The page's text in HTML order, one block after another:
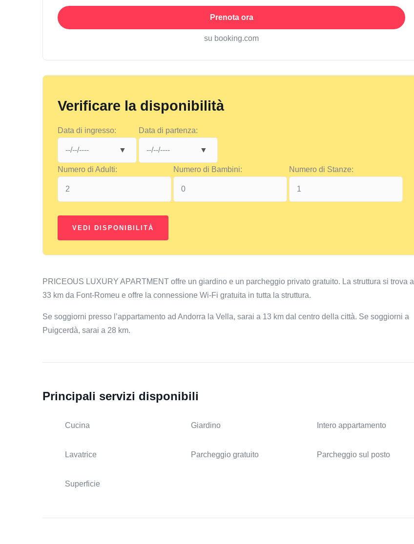
Prenota ora
su booking.com
Verificare la disponibilità
Data di ingresso: Data di partenza:
Numero di Adulti: Numero di Bambini: Numero di Stanze:
PRICEOUS LUXURY APARTMENT offre un giardino e un parcheggio privato gratuito. La struttura si trova a
33 km da Font-Romeu e offre la connessione Wi-Fi gratuita in tutta la struttura.
Se soggiorni presso l’appartamento ad Andorra la Vella, sarai a 13 km dal centro della città. Se soggiorni a
Puigcerdà, sarai a 28 km.
Principali servizi disponibili
Cucina Giardino Intero appartamento
Lavatrice Parcheggio gratuito Parcheggio sul posto
Superficie